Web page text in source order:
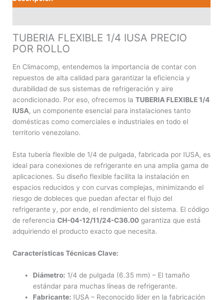
TUBERIA FLEXIBLE 1/4 IUSA PRECIO
POR ROLLO
En Climacomp, entendemos la importancia de contar con
repuestos de alta calidad para garantizar la eficiencia y
durabilidad de sus sistemas de refrigeración y aire
acondicionado. Por eso, ofrecemos la TUBERIA FLEXIBLE 1/4
IUSA, un componente esencial para instalaciones tanto
domésticas como comerciales e industriales en todo el
territorio venezolano.
Esta tubería flexible de 1/4 de pulgada, fabricada por IUSA, es
ideal para conexiones de refrigerante en una amplia gama de
aplicaciones. Su diseño flexible facilita la instalación en
espacios reducidos y con curvas complejas, minimizando el
riesgo de dobleces que puedan afectar el flujo del
refrigerante y, por ende, el rendimiento del sistema. El código
de referencia CH-04-12/11/24-C36.00 garantiza que está
adquiriendo el producto exacto que necesita.
Características Técnicas Clave:
Diámetro: 1/4 de pulgada (6.35 mm) – El tamaño
estándar para muchas líneas de refrigerante.
Fabricante: IUSA – Reconocido líder en la fabricación